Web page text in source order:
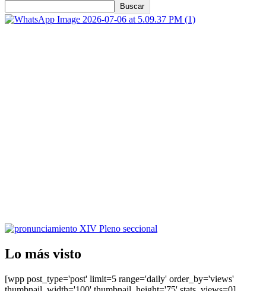
Buscar
Lo más visto
[wpp post_type='post' limit=5 range='daily' order_by='views'